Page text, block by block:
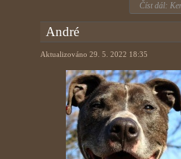
Číst dál:
André
Aktualizováno 29. 5. 2022 18:35